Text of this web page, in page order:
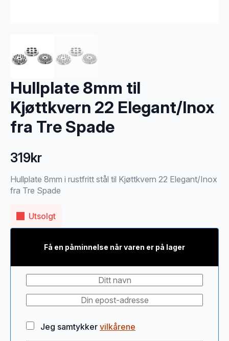
Hullplate 8mm til
Kjøttkvern 22 Elegant/Inox
fra Tre Spade
319kr
Hullplate 8mm i rustfritt stål til Kjøttkvern 22 Elegant/Inox
fra Tre Spade
Utsolgt
Få en påminnelse når varen er på lager
Jeg samtykker vilkårene